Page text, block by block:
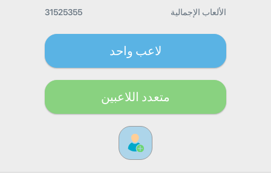
الألعاب الإجمالية 31525355
لاعب واحد
متعدد اللاعبين